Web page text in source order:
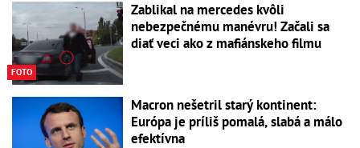
FOTO
Zablikal na mercedes kvôli
nebezpečnému manévru! Začali sa
diať veci ako z mafiánskeho filmu
Macron nešetril starý kontinent:
Európa je príliš pomalá, slabá a málo
efektívna